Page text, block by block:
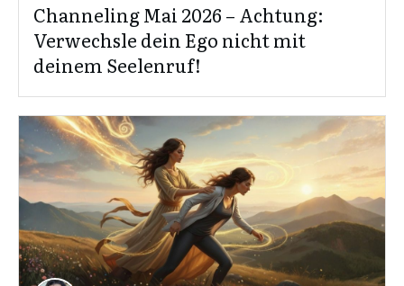
Channeling Mai 2026 – Achtung:
Verwechsle dein Ego nicht mit
deinem Seelenruf!